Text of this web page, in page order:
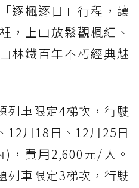
逐楓逐日」行程，讓
，上山放鬆觀楓紅、
林鐵百年不朽經典魅
列車限定4梯次，行駛
12月18日、12月25日
，費用2,600元/人。
列車限定3梯次，行駛